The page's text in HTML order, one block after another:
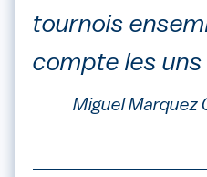
tournois
compte les
Miguel Marquez